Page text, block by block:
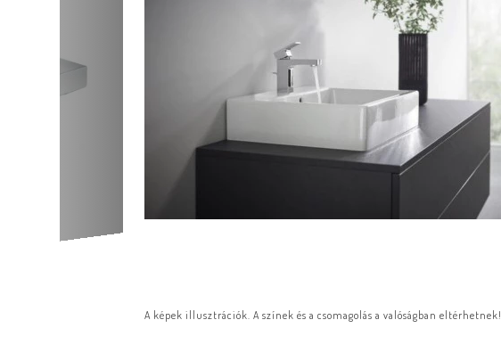
A képek illusztrációk. A színek és a csomagolás a valóságban eltérhetnek!